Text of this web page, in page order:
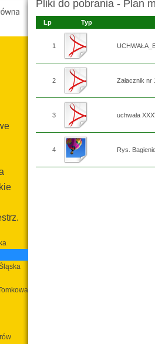
Pliki do pobrania - Plan
Lp Typ
1
2 Załacznik nr
3 uchwała
4 Rys.